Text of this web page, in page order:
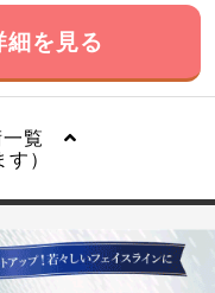
を見る
一覧
）